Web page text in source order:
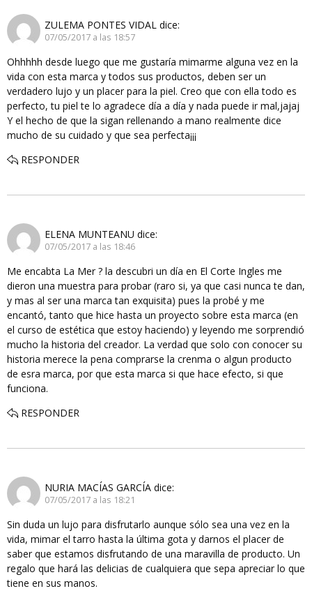
ZULEMA PONTES VIDAL dice:
07/05/2017 a las 18:57
Ohhhhh desde luego que me gustaría mimarme alguna vez en la
vida con esta marca y todos sus productos, deben ser un
verdadero lujo y un placer para la piel. Creo que con ella todo es
perfecto, tu piel te lo agradece día a día y nada puede ir mal,jajaj
Y el hecho de que la sigan rellenando a mano realmente dice
mucho de su cuidado y que sea perfecta¡¡¡
RESPONDER
ELENA MUNTEANU dice:
07/05/2017 a las 18:46
Me encabta La Mer ? la descubri un día en El Corte Ingles me
dieron una muestra para probar (raro si, ya que casi nunca te dan,
y mas al ser una marca tan exquisita) pues la probé y me
encantó, tanto que hice hasta un proyecto sobre esta marca (en
el curso de estética que estoy haciendo) y leyendo me sorprendió
mucho la historia del creador. La verdad que solo con conocer su
historia merece la pena comprarse la crenma o algun producto
de esra marca, por que esta marca si que hace efecto, si que
funciona.
RESPONDER
NURIA MACÍAS GARCÍA dice:
07/05/2017 a las 18:21
Sin duda un lujo para disfrutarlo aunque sólo sea una vez en la
vida, mimar el tarro hasta la última gota y darnos el placer de
saber que estamos disfrutando de una maravilla de producto. Un
regalo que hará las delicias de cualquiera que sepa apreciar lo que
tiene en sus manos.